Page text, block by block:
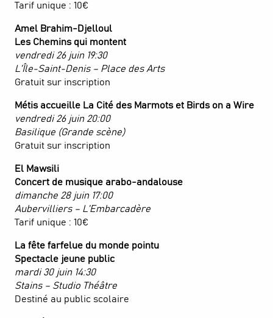
Tarif unique : 10€
Amel Brahim-Djelloul
Les Chemins qui montent
vendredi 26 juin 19:30
L’Île-Saint-Denis – Place des Arts
Gratuit sur inscription
Métis accueille La Cité des Marmots et Birds on a Wire
vendredi 26 juin 20:00
Basilique (Grande scène)
Gratuit sur inscription
El Mawsili
Concert de musique arabo-andalouse
dimanche 28 juin 17:00
Aubervilliers – L’Embarcadère
Tarif unique : 10€
La fête farfelue du monde pointu
Spectacle jeune public
mardi 30 juin 14:30
Stains – Studio Théâtre
Destiné au public scolaire